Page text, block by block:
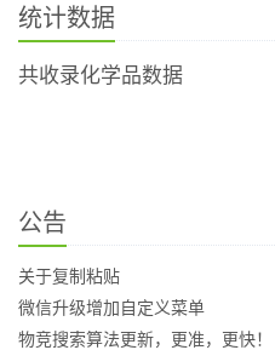
统计数据
共收录化学品数据
公告
关于复制粘贴
微信升级增加自定义菜单
物竞搜索算法更新，更准，更快！